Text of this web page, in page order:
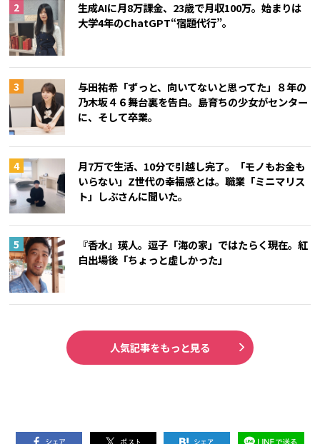
生成AIに月8万課金、23歳で月収100万。始まりは
大学4年のChatGPT“宿題代行”。
与田祐希「ずっと、向いてないと思ってた」８年の
乃木坂４６舞台裏を告白。島育ちの少女がセンター
に、そして卒業。
月7万で生活、10分で引越し完了。「モノもお金も
いらない」Z世代の幸福感とは。職業「ミニマリス
ト」しぶさんに聞いた。
『香水』瑛人。逗子「海の家」ではたらく現在。紅
白出場後「ちょっと虚しかった」
人気記事をもっと見る